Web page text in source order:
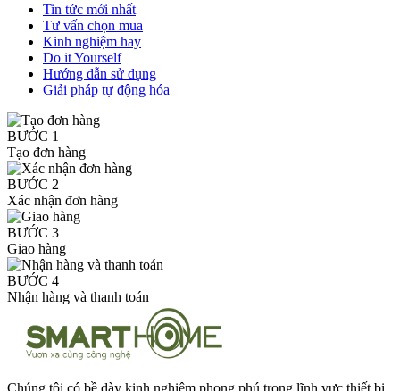
Tin tức mới nhất
Tư vấn chọn mua
Kinh nghiệm hay
Do it Yourself
Hướng dẫn sử dụng
Giải pháp tự động hóa
BƯỚC 1
Tạo đơn hàng
BƯỚC 2
Xác nhận đơn hàng
BƯỚC 3
Giao hàng
BƯỚC 4
Nhận hàng và thanh toán
Chúng tôi có bề dày kinh nghiệm phong phú trong lĩnh vực thiết bị